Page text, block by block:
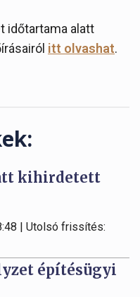
időtartama alatt
itt olvashat.
kihirdetett
| Utolsó frissítés:
építésügyi